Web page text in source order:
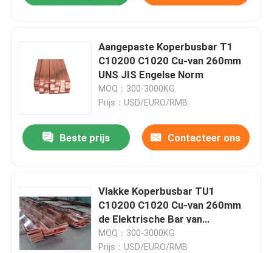
Aangepaste Koperbusbar T1
C10200 C1020 Cu-van 260mm
UNS JIS Engelse Norm
MOQ：300-3000KG
Prijs：USD/EURO/RMB
Beste prijs Contacteer ons
Vlakke Koperbusbar TU1
C10200 C1020 Cu-van 260mm
de Elektrische Bar van
Koperbuss
MOQ：300-3000KG
Prijs：USD/EURO/RMB